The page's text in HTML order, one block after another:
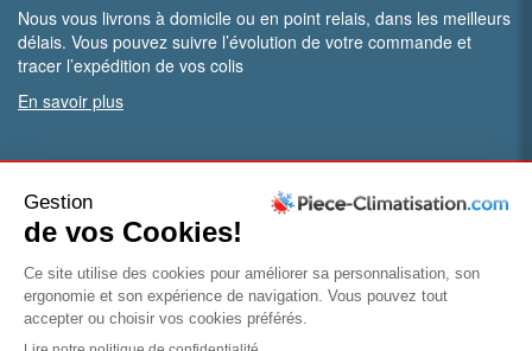
Nous vous livrons à domicile ou en point relais, dans les meilleurs
délais. Vous pouvez suivre l’évolution de votre commande et
tracer l’expédition de vos colis
En savoir plus
Vous êtes professionnel ?
Bénéficiez de conditions particulières en ouvrant un compte
pro